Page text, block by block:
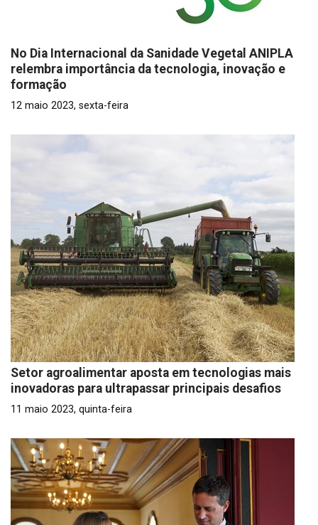
No Dia Internacional da Sanidade Vegetal ANIPLA
relembra importância da tecnologia, inovação e
formação
12 maio 2023, sexta-feira
Setor agroalimentar aposta em tecnologias mais
inovadoras para ultrapassar principais desafios
11 maio 2023, quinta-feira